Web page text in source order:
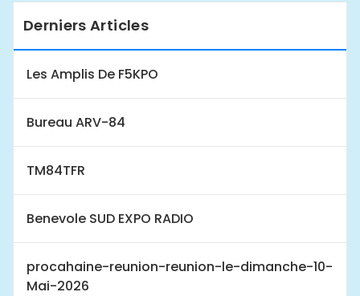
Derniers Articles
Les Amplis De F5KPO
Bureau ARV-84
TM84TFR
Benevole SUD EXPO RADIO
procahaine-reunion-reunion-le-dimanche-10-
Mai-2026